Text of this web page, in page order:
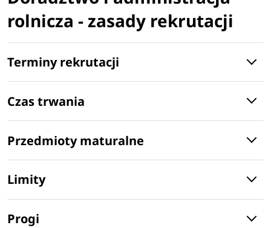
rolnicza - zasady rekrutacji
Terminy rekrutacji
Czas trwania
Przedmioty maturalne
Limity
Progi